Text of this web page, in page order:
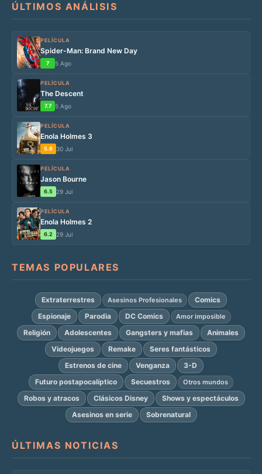
ÚLTIMOS ANÁLISIS
PELÍCULA
Spider-Man: Brand New Day
7 5 Ago
PELÍCULA
The Descent
7.7 5 Ago
PELÍCULA
Enola Holmes 3
5.6 30 Jul
PELÍCULA
Jason Bourne
6.5 29 Jul
PELÍCULA
Enola Holmes 2
6.2 29 Jul
TEMAS POPULARES
Extraterrestres Asesinos Profesionales
Comics
Espionaje
Parodia DC Comics Amor imposible
Religión Adolescentes Gangsters y mafias
Animales
Videojuegos
Remake
Seres fantásticos
Estrenos de cine
Venganza
3-D
Futuro postapocalíptico
Secuestros Otros mundos
Robos y atracos Clásicos Disney
Shows y espectáculos
Asesinos en serie
Sobrenatural
ÚLTIMAS NOTICIAS